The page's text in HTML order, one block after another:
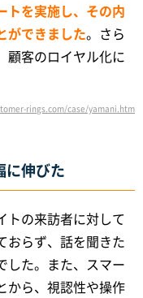
トを実施し、その内
ができました。さら
顧客のロイヤル化に
rings.com/case/yamani.htm
に伸びた
トの来訪者に対して
おらず、話を聞きた
した。また、スマー
から、視認性や操作